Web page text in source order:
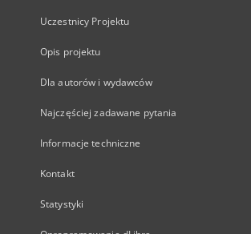
Uczestnicy Projektu
Opis projektu
Dla autorów i wydawców
Najczęściej zadawane pytania
Informacje techniczne
Kontakt
Statystyki